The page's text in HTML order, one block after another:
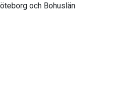
och Bohuslän